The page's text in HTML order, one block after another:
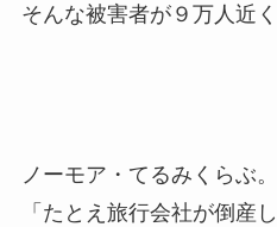
そんな被害者が９万人近
ノーモア・てるみくらぶ。
「たとえ旅行会社が倒産